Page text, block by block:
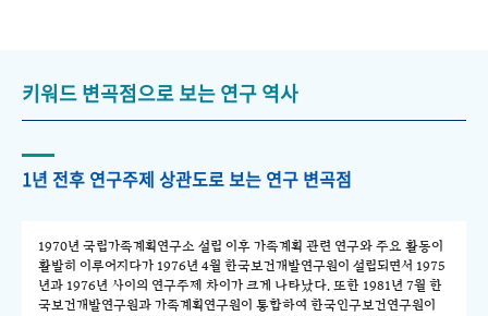
키워드 변곡점으로 보는 연구 역사
1년 전후 연구주제 상관도로 보는 연구 변곡점
1970년 국립가족계획연구소 설립 이후 가족계획 관련 연구와 주요 활동이
활발히 이루어지다가 1976년 4월 한국보건개발연구원이 설립되면서 1975
년과 1976년 사이의 연구주제 차이가 크게 나타났다. 또한 1981년 7월 한
국보건개발연구원과 가족계획연구원이 통합하여 한국인구보건연구원이